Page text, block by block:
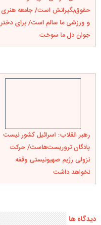
حقو‌ق‌بگیرانش است/ جامعه هنری
و ورزشی ما سالم است/ برای دختر
جوان دل ما سوخت
رهبر انقلاب: اسرائیل کشور نیست
پادگان تروریست‌هاست/ حرکت
نزولی رژیم صهیونیستی وقفه
نخواهد داشت
دیدگاه ها